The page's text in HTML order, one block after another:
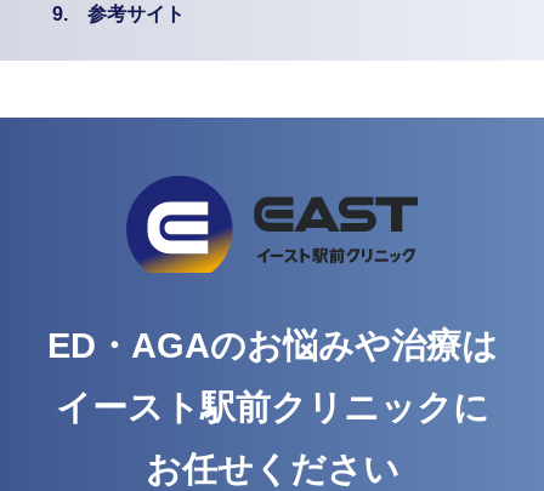
9. 参考サイト
ED・AGAのお悩みや治療は
イースト駅前クリニックに
お任せください